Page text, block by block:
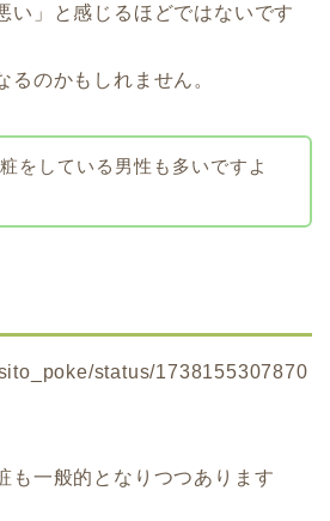
い」と感じるほどではないです
るのかもしれません。
をしている男性も多いですよ
status/1738155307870
も一般的となりつつあります